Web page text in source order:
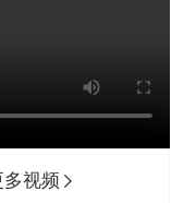
袭击贯穿浙江
过夜被收150元
声明甩不了锅
棘2026》名单
视频